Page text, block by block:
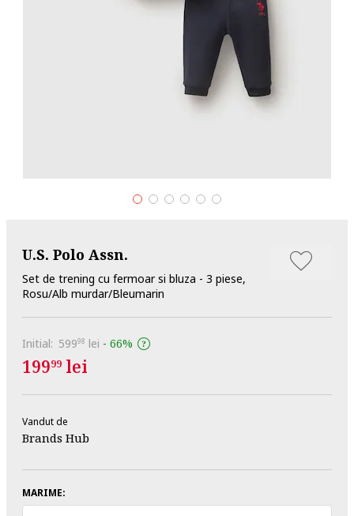
U.S. Polo Assn.
Set de trening cu fermoar si bluza - 3 piese,
Rosu/Alb murdar/Bleumarin
Initial: 59998 lei - 66%
19999 lei
Vandut de
Brands Hub
MARIME: